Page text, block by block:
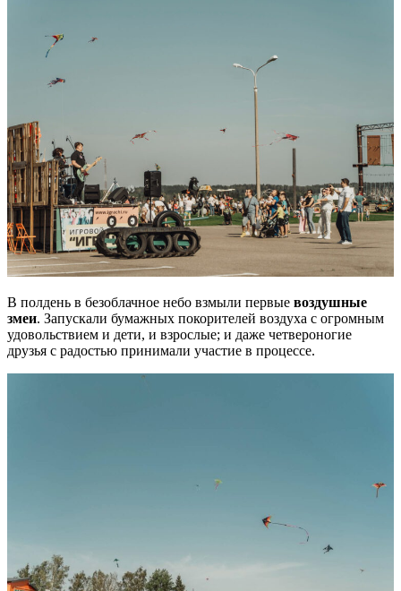
В полдень в безоблачное небо взмыли первые воздушные
змеи. Запускали бумажных покорителей воздуха с огромным
удовольствием и дети, и взрослые; и даже четвероногие
друзья с радостью принимали участие в процессе.